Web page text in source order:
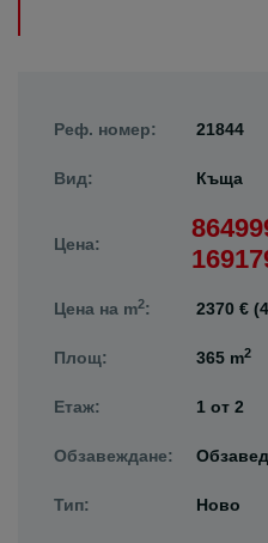
Реф. номер: 21844
Вид: Къща
Цена:
Цена на m2: 2370 €
Площ: 365 m2
Етаж: 1 от 2
Обзавеждане:
Тип: Ново